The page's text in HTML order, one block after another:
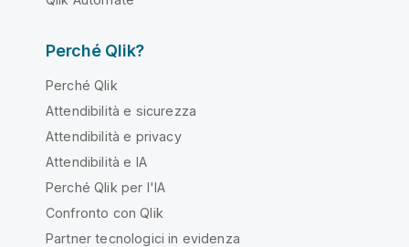
Perché Qlik?
Perché Qlik
Attendibilità e sicurezza
Attendibilità e privacy
Attendibilità e IA
Perché Qlik per l'IA
Confronto con Qlik
Partner tecnologici in evidenza